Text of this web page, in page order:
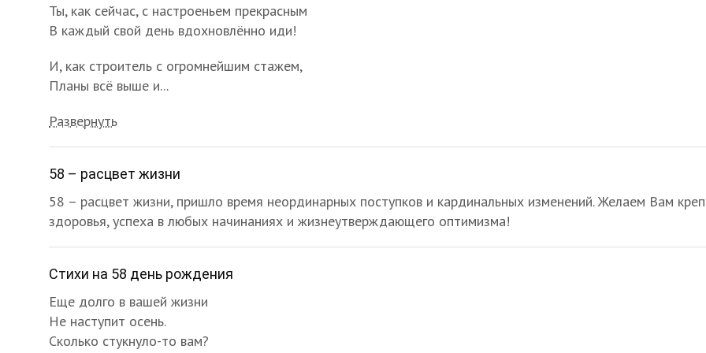
Ты, как сейчас, с настроеньем прекрасным
В каждый свой день вдохновлённо иди!
И, как строитель с огромнейшим стажем,
Планы всё выше и...
Развернуть
58 – расцвет жизни
58 – расцвет жизни, пришло время неординарных поступков и кардинальных изменений. Желаем Вам
здоровья, успеха в любых начинаниях и жизнеутверждающего оптимизма!
Стихи на 58 день рождения
Еще долго в вашей жизни
Не наступит осень.
Сколько стукнуло-то вам?